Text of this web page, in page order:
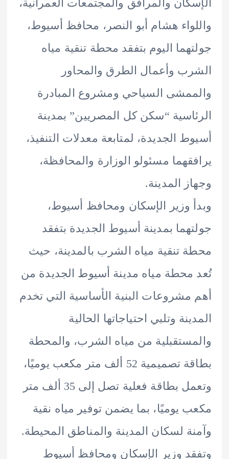
والمرافق والمجتمعات العمرانية،
هشام أبو النصر، محافظ أسيوط،
اليوم بتفقد محطة تنقية مياه
وأعمال الطرق والمحاور
السياحي ومشروع المبادرة
“سكن كل المصريين” بمدينة
الجديدة، لمتابعة معدلات التنفيذ،
مسئولو الوزارة والمحافظة،
المدينة.
وزير الإسكان ومحافظ أسيوط،
بمدينة أسيوط الجديدة بتفقد
تنقية مياه الشرب بالمدينة، حيث
محطة مياه مدينة أسيوط الجديدة من
البنية الأساسية التي تخدم
وتلبي احتياجاتها الحالية
من مياه الشرب، والمحطة
بطاقة تصميمية 52 ألف متر مكعب يوميًا،
وتعمل بطاقة فعلية تصل إلى 35 ألف متر
يوميًا، بما يضمن توفير مياه نقية
لسكان المدينة والمناطق المحيطة.
وزير الإسكان ومحافظ أسيوط